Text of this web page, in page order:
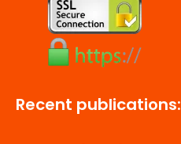
Recent publications: